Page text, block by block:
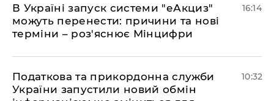
​В Україні запуск системи "еАкциз"
можуть перенести: причини та нові
терміни – роз'яснює Мінцифри
16:14
Податкова та прикордонна служби
України запустили новий обмін
10:32